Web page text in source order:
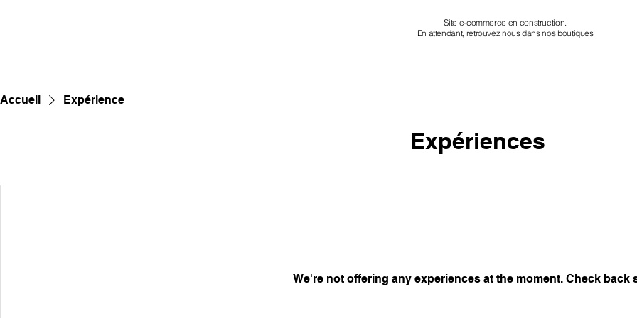
Site e-commerce en construction.
En attendant, retrouvez nous dans nos boutiques
Accueil Expérience
Expériences
We're not offering any experiences at the moment. Check back